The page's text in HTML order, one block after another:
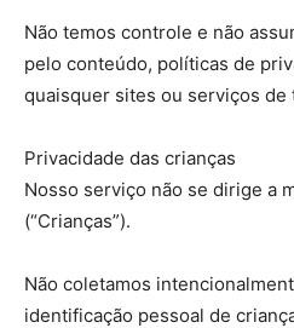
Não temos controle e não
pelo conteúdo, políticas de
quaisquer sites ou serviços de
Privacidade das crianças
Nosso serviço não se dirige a
(“Crianças”).
Não coletamos
identificação pessoal de